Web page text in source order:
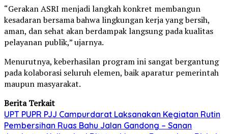
“Gerakan ASRI menjadi langkah konkret membangun
kesadaran bersama bahwa lingkungan kerja yang bersih,
aman, dan sehat akan berdampak langsung pada kualitas
pelayanan publik,” ujarnya.
Menurutnya, keberhasilan program ini sangat bergantung
pada kolaborasi seluruh elemen, baik aparatur pemerintah
maupun masyarakat.
Berita Terkait
UPT PUPR PJJ Campurdarat Laksanakan Kegiatan Rutin
Pembersihan Ruas Bahu Jalan Gandong – Sanan